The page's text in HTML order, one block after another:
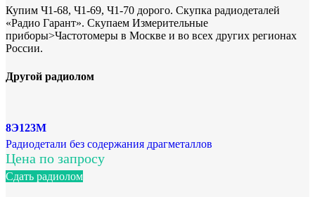
Купим Ч1-68, Ч1-69, Ч1-70 дорого. Скупка радиодеталей
«Радио Гарант». Скупаем Измерительные
приборы>Частотомеры в Москве и во всех других регионах
России.
Другой радиолом
8Э123М
Радиодетали без содержания драгметаллов
Цена по запросу
Сдать радиолом